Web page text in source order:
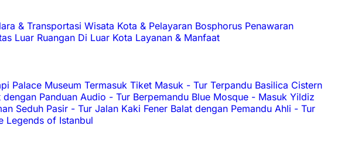
& Transportasi Wisata Kota & Pelayaran Bosphorus Penawaran
Luar Ruangan Di Luar Kota Layanan & Manfaat
Palace Museum Termasuk Tiket Masuk - Tur Terpandu Basilica Cistern
Panduan Audio - Tur Berpemandu Blue Mosque - Masuk Yildiz
Seduh Pasir - Tur Jalan Kaki Fener Balat dengan Pemandu Ahli - Tur
Legends of Istanbul